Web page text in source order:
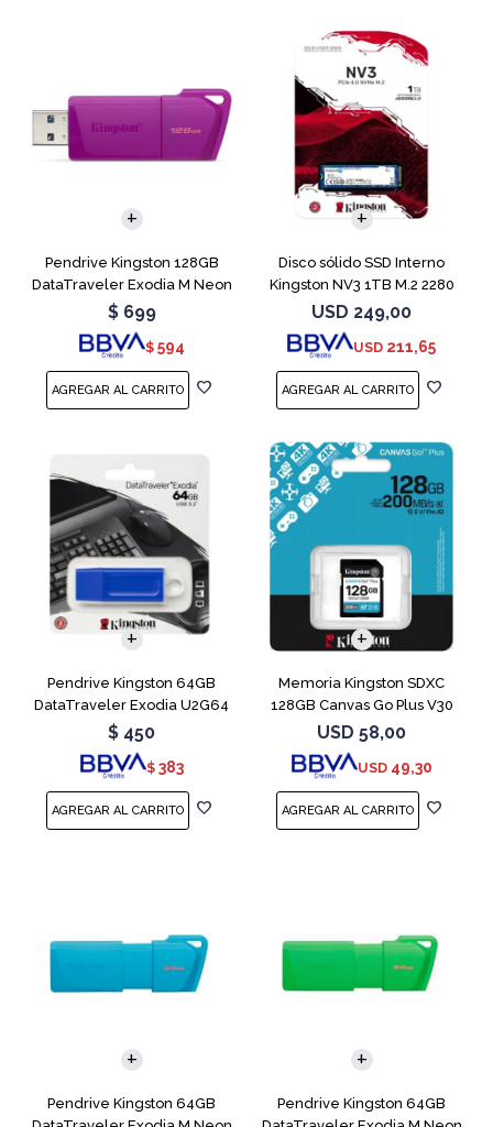
Pendrive Kingston 128GB
DataTraveler Exodia M Neon
Purple
$ 699
$ 594
Disco sólido SSD Interno
Kingston NV3 1TB M.2 2280
NVMe PCIe
USD 249,00
USD 211,65
Pendrive Kingston 64GB
DataTraveler Exodia U2G64
Blue
$ 450
$ 383
Memoria Kingston SDXC
128GB Canvas Go Plus V30
USD 58,00
USD 49,30
Pendrive Kingston 64GB
Pendrive Kingston 64GB